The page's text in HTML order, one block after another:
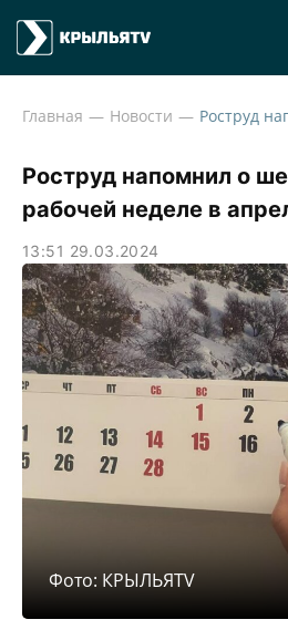
Главная Новости
Роструд напомнил о
рабочей неделе в
13:51 29.03.2024
Фото: КРЫЛЬЯTV